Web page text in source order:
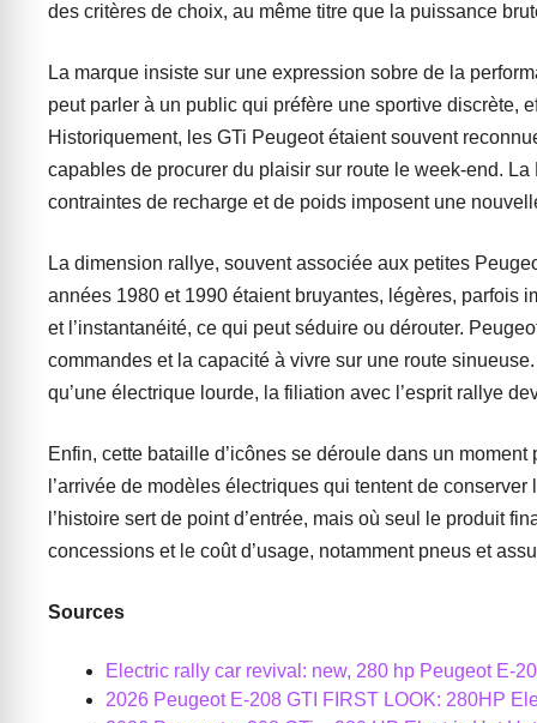
des critères de choix, au même titre que la puissance
La marque insiste sur une expression sobre de la
peut parler à un public qui préfère une sportive discrète,
Historiquement, les GTi Peugeot étaient souvent
capables de procurer du plaisir sur route le week-end.
contraintes de recharge et de poids imposent une
La dimension rallye, souvent associée aux petites
années 1980 et 1990 étaient bruyantes, légères, parfois
et l’instantanéité, ce qui peut séduire ou dérouter.
commandes et la capacité à vivre sur une route
qu’une électrique lourde, la filiation avec l’esprit rallye
Enfin, cette bataille d’icônes se déroule dans un
l’arrivée de modèles électriques qui tentent de
l’histoire sert de point d’entrée, mais où seul le produit
concessions et le coût d’usage, notamment pneus et
Sources
Electric rally car revival: new, 280 hp Peugeot E-
2026 Peugeot E-208 GTI FIRST LOOK: 280HP